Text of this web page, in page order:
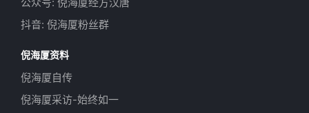
抖音: 倪海厦粉丝群
倪海厦资料
倪海厦自传
倪海厦采访-始终如一